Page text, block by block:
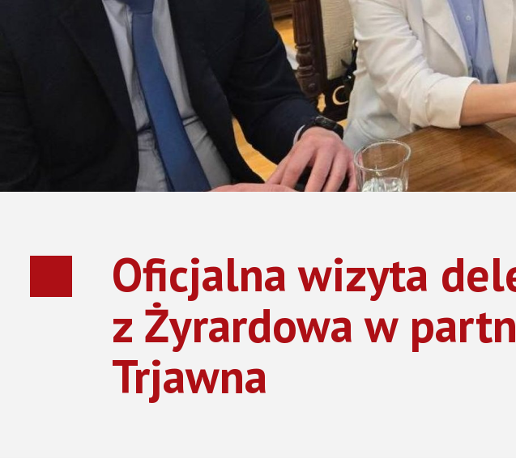
MŁODZIEŻOWA RADA MIASTA
RADA SENIORÓW MIASTA
Rekrutacja – szkoły podstawowe
Rekrutacja – przedszkola
Rekrutacja- Liceum Ogólnokształcące
Promocja
OCHRONA ŚRODOWISKA
Gospodarowanie odpadami
Ochrona powietrza
Odwiert geotermalny
Deklaracje dotyczące źródeł ciepła i źródeł spalania paliw
Analiza ubóstwa energetycznego
Gdzie wyrzucić elektroodpady i tekstylia w Żyrardowie!
Oficjalna wizyta
z Żyrardowa w
Trjawna